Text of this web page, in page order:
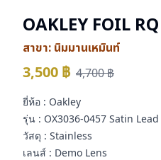
OAKLEY FOIL
สาขา: นิมมานเหมินท์
3,500 ฿ 4,700฿
ยี่ห้อ : Oakley
รุ่น : OX3036-0457 Satin Lead
วัสดุ : Stainless
เลนส์ : Demo Lens